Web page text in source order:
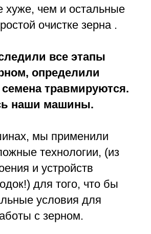
хуже, чем и остальные
очистке зерна .
все этапы
определили
семена травмируются.
наши машины.
мы применили
технологии, (из
и устройств
для того, что бы
условия для
с зерном.